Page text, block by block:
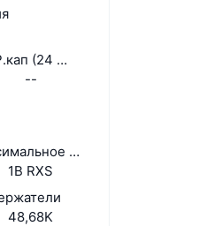
(24 ч.)
--
предложение
1B RXS
48,68K